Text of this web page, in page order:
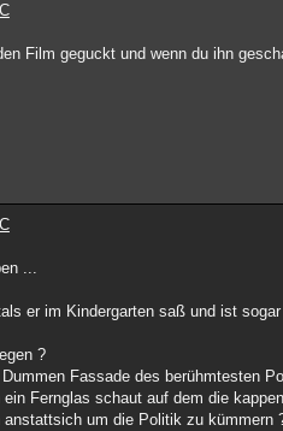
Film geguckt und wenn du ihn
...
er im Kindergarten saß und ist
?
Fassade des berühmtesten
Fernglas schaut auf dem die
um die Politik zu kümmern